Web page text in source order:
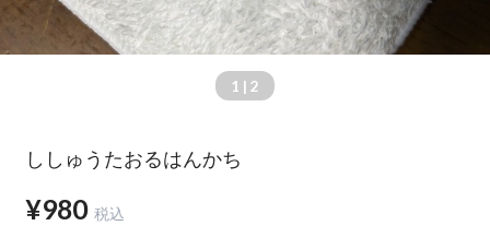
1 | 2
ししゅうたおるはんかち
¥980 税込